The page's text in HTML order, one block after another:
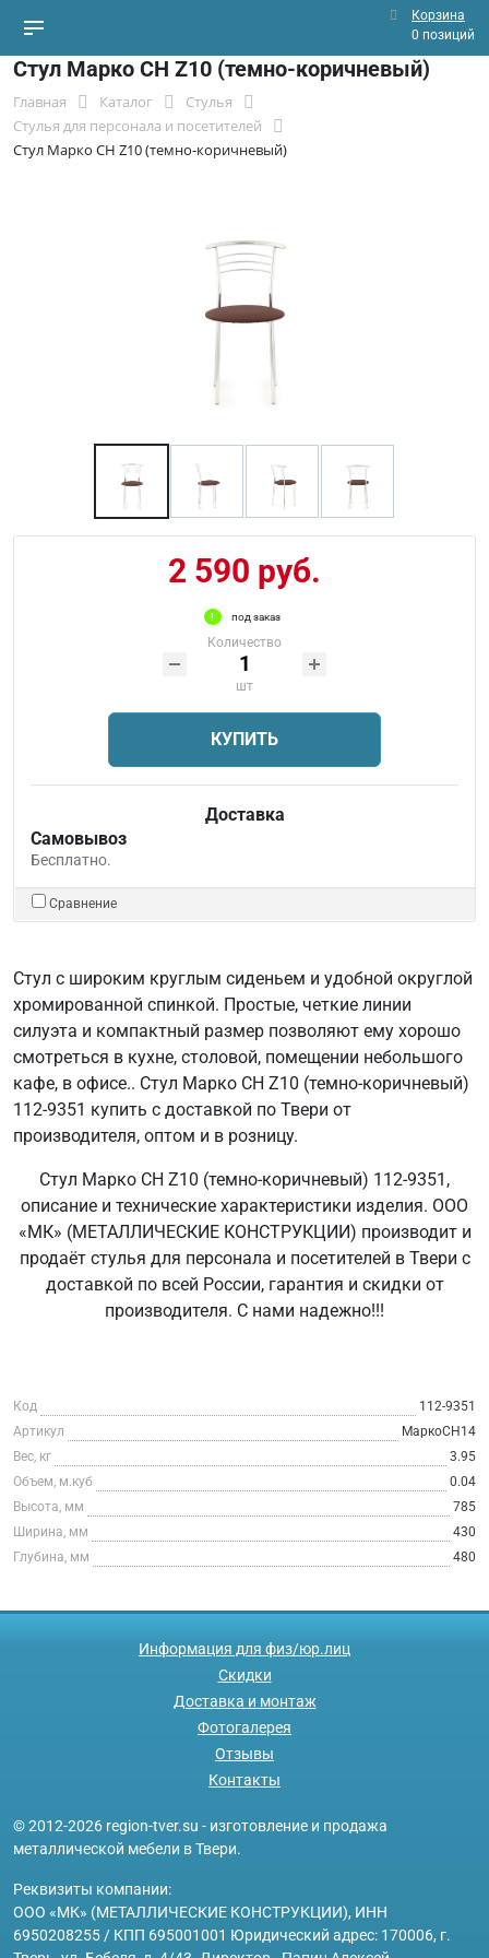
Корзина
0 позиций
Стул Марко СН Z10 (темно-коричневый)
Главная Каталог
Стулья
Стулья для персонала и посетителей
Стул Марко СН Z10 (темно-коричневый)
2 590 руб.
под заказ
Количество
шт
КУПИТЬ
Доставка
Самовывоз
Бесплатно.
Сравнение
Стул с широким круглым сиденьем и удобной округлой
хромированной спинкой. Простые, четкие линии
силуэта и компактный размер позволяют ему хорошо
смотреться в кухне, столовой, помещении небольшого
кафе, в офисе.. Стул Марко СН Z10 (темно-коричневый)
112-9351 купить с доставкой по Твери от
производителя, оптом и в розницу.
Стул Марко СН Z10 (темно-коричневый) 112-9351,
описание и технические характеристики изделия. ООО
«МК» (МЕТАЛЛИЧЕСКИЕ КОНСТРУКЦИИ) производит и
продаёт стулья для персонала и посетителей в Твери с
доставкой по всей России, гарантия и скидки от
производителя. С нами надежно!!!
Код
112-9351
Артикул
МаркоСН14
Вес, кг
3.95
Объем, м.куб
0.04
Высота, мм
785
Ширина, мм
430
Глубина, мм
480
Информация для физ/юр.лиц
Скидки
Доставка и монтаж
Фотогалерея
Отзывы
Контакты
© 2012-2026 region-tver.su - изготовление и продажа
металлической мебели в Твери.
Реквизиты компании:
ООО «МК» (МЕТАЛЛИЧЕСКИЕ КОНСТРУКЦИИ), ИНН
6950208255 / КПП 695001001 Юридический адрес: 170006, г.